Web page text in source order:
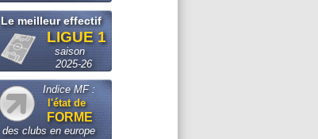
Le meilleur effectif
LIGUE 1
saison
2025-26
Indice MF :
l'état de
FORME
des clubs en europe